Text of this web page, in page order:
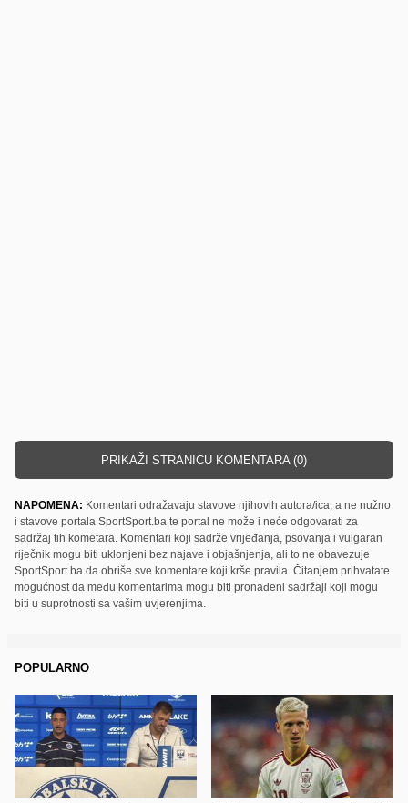
PRIKAŽI STRANICU KOMENTARA (0)
NAPOMENA: Komentari odražavaju stavove njihovih autora/ica, a ne nužno
i stavove portala SportSport.ba te portal ne može i neće odgovarati za
sadržaj tih kometara. Komentari koji sadrže vrijeđanja, psovanja i vulgaran
riječnik mogu biti uklonjeni bez najave i objašnjenja, ali to ne obavezuje
SportSport.ba da obriše sve komentare koji krše pravila. Čitanjem prihvatate
mogućnost da među komentarima mogu biti pronađeni sadržaji koji mogu
biti u suprotnosti sa vašim uvjerenjima.
POPULARNO